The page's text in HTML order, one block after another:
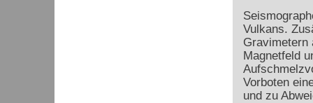
Vulkans.
Gravimetern
Magnetfeld
Vorboten
und zu